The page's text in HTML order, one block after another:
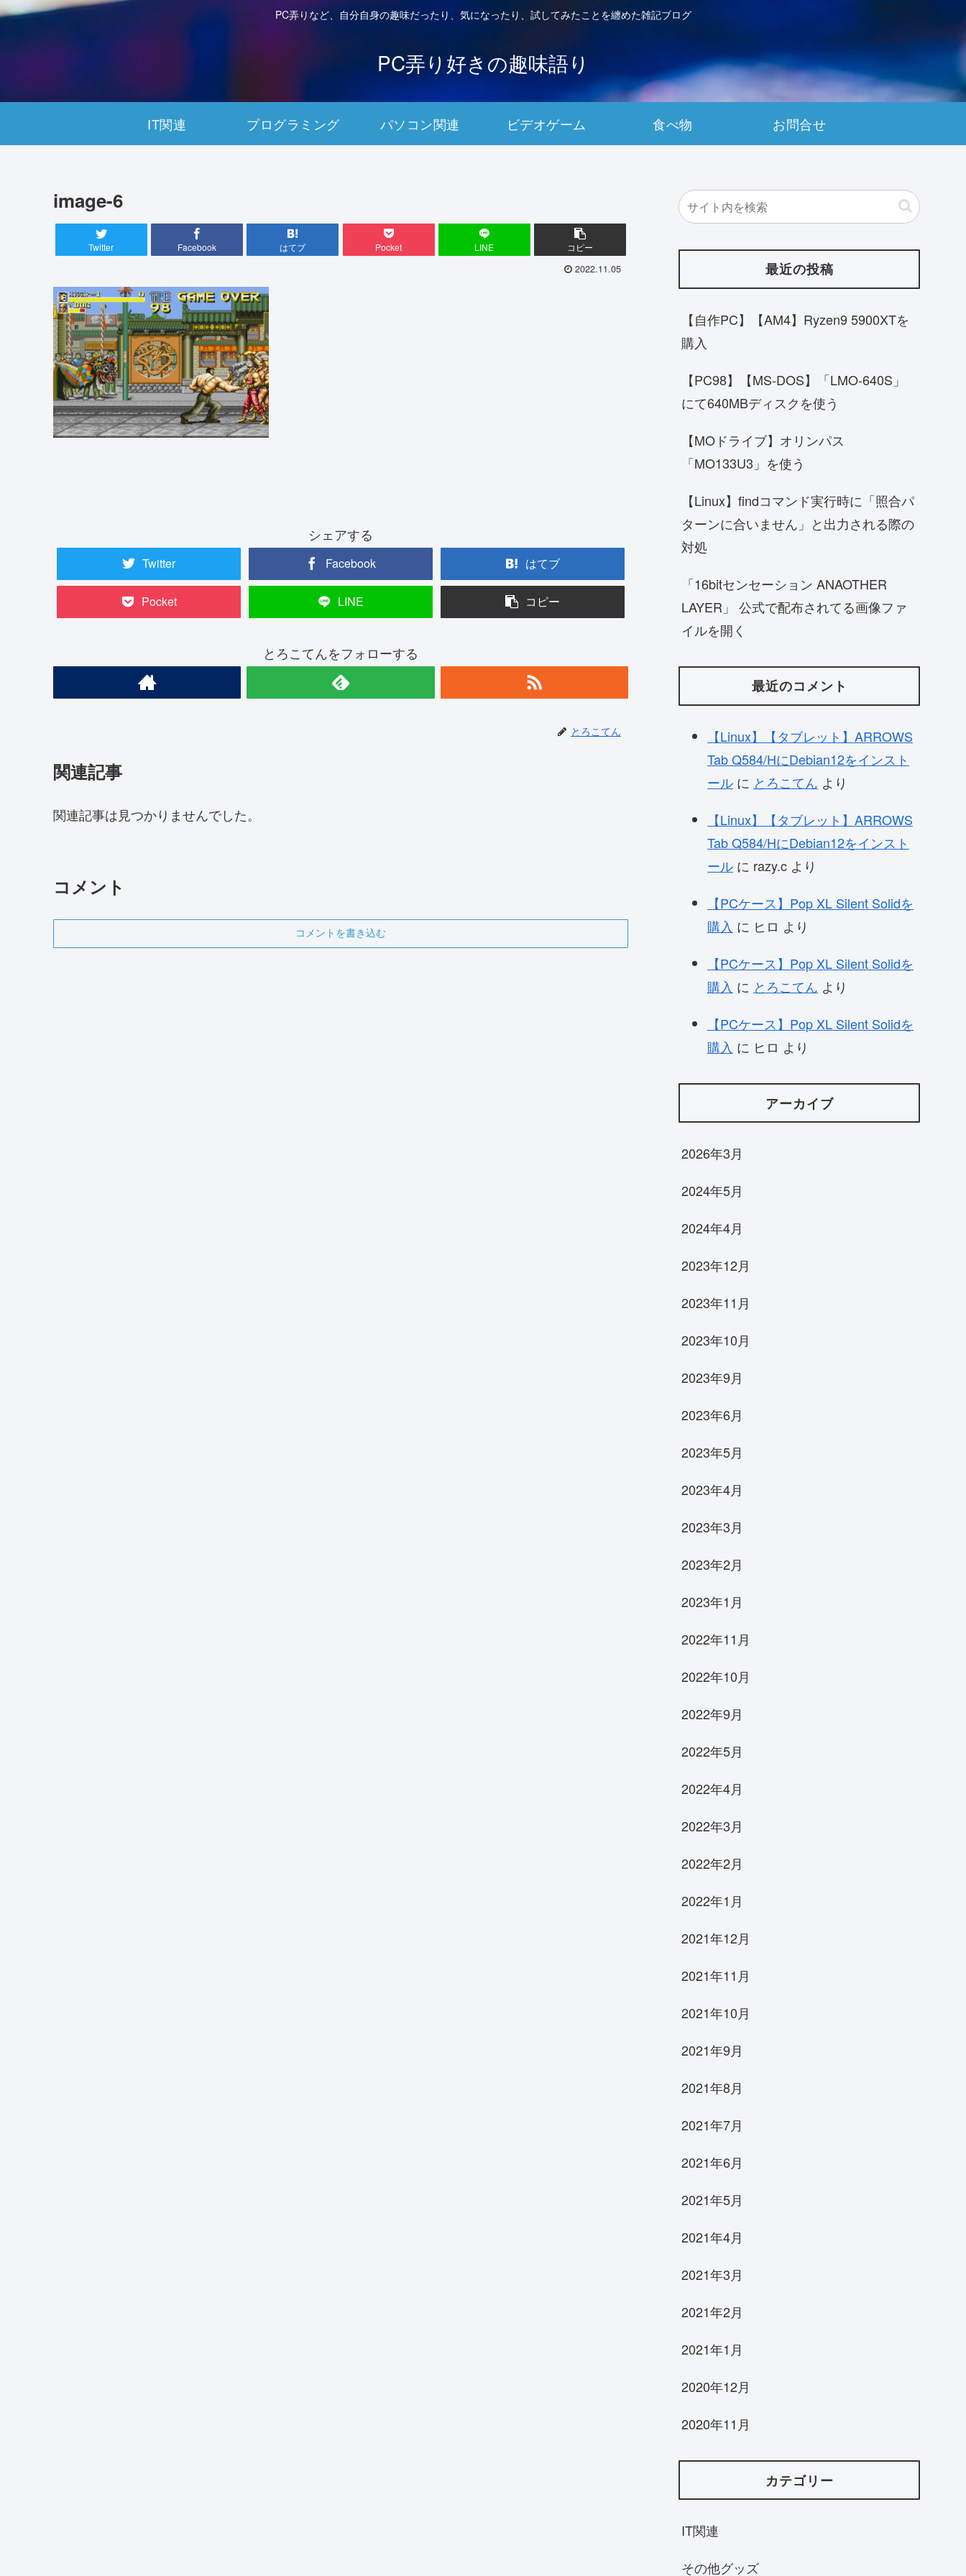
PC弄りなど、自分自身の趣味だったり、気になったり、試してみたことを纏めた雑記ブログ
PC弄り好きの趣味語り
IT関連 プログラミング パソコン関連 ビデオゲーム 食べ物 お問合せ
image-6
Twitter Facebook はてブ Pocket LINE コピー
2022.11.05
シェアする
Twitter Facebook はてブ
Pocket LINE コピー
とろこてんをフォローする
とろこてん
関連記事
関連記事は見つかりませんでした。
コメント
コメントを書き込む
最近の投稿
【自作PC】【AM4】Ryzen9 5900XTを
購入
【PC98】【MS-DOS】「LMO-640S」
にて640MBディスクを使う
【MOドライブ】オリンパス
「MO133U3」を使う
【Linux】findコマンド実行時に「照合パ
ターンに合いません」と出力される際の
対処
「16bitセンセーション ANAOTHER
LAYER」 公式で配布されてる画像ファ
イルを開く
最近のコメント
【Linux】【タブレット】ARROWS
Tab Q584/HにDebian12をインスト
ール に とろこてん より
【Linux】【タブレット】ARROWS
Tab Q584/HにDebian12をインスト
ール に razy.c より
【PCケース】Pop XL Silent Solidを
購入 に ヒロ より
【PCケース】Pop XL Silent Solidを
購入 に とろこてん より
【PCケース】Pop XL Silent Solidを
購入 に ヒロ より
アーカイブ
2026年3月
2024年5月
2024年4月
2023年12月
2023年11月
2023年10月
2023年9月
2023年6月
2023年5月
2023年4月
2023年3月
2023年2月
2023年1月
2022年11月
2022年10月
2022年9月
2022年5月
2022年4月
2022年3月
2022年2月
2022年1月
2021年12月
2021年11月
2021年10月
2021年9月
2021年8月
2021年7月
2021年6月
2021年5月
2021年4月
2021年3月
2021年2月
2021年1月
2020年12月
2020年11月
カテゴリー
IT関連
その他グッズ